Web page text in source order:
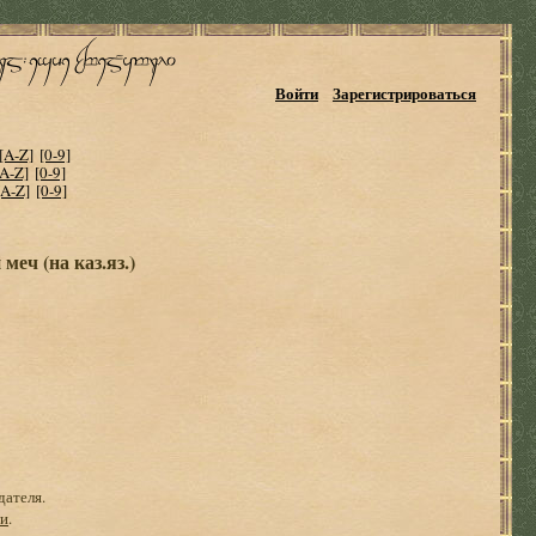
Войти Зарегистрироваться
[A-Z] [0-9]
Z] [0-9]
Z] [0-9]
(на каз.яз.)
.